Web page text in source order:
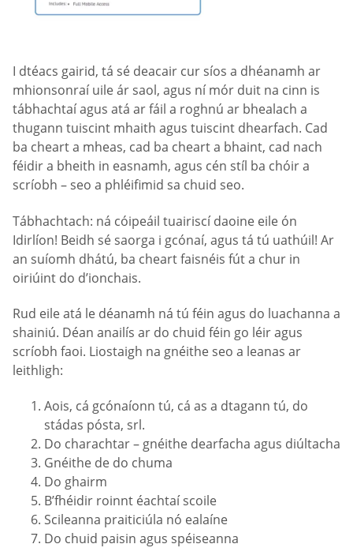
I dtéacs gairid, tá sé deacair cur síos a dhéanamh ar
mhionsonraí uile ár saol, agus ní mór duit na cinn is
tábhachtaí agus atá ar fáil a roghnú ar bhealach a
thugann tuiscint mhaith agus tuiscint dhearfach. Cad
ba cheart a mheas, cad ba cheart a bhaint, cad nach
féidir a bheith in easnamh, agus cén stíl ba chóir a
scríobh – seo a phléifimid sa chuid seo.
Tábhachtach: ná cóipeáil tuairiscí daoine eile ón
Idirlíon! Beidh sé saorga i gcónaí, agus tá tú uathúil! Ar
an suíomh dhátú, ba cheart faisnéis fút a chur in
oiriúint do d’ionchais.
Rud eile atá le déanamh ná tú féin agus do luachanna a
shainiú. Déan anailís ar do chuid féin go léir agus
scríobh faoi. Liostaigh na gnéithe seo a leanas ar
leithligh:
Aois, cá gcónaíonn tú, cá as a dtagann tú, do
stádas pósta, srl.
Do charachtar – gnéithe dearfacha agus diúltacha
Gnéithe de do chuma
Do ghairm
B’fhéidir roinnt éachtaí scoile
Scileanna praiticiúla nó ealaíne
Do chuid paisin agus spéiseanna